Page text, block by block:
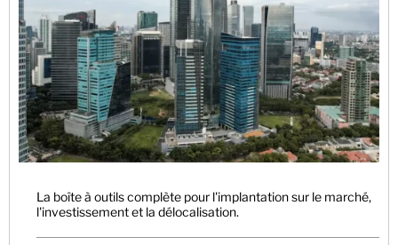
La boîte à outils complète pour l'implantation sur le marché,
l'investissement et la délocalisation.